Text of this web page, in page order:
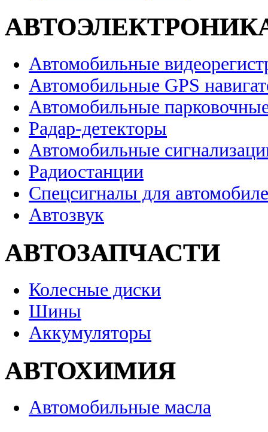
Автомобильные
Автомобильные GPS
Автомобильные
Радар-детекторы
Автомобильные
Радиостанции
Спецсигналы для
Автозвук
АВТОЗАПЧАСТИ
Колесные диски
Шины
Аккумуляторы
АВТОХИМИЯ
Автомобильные масла